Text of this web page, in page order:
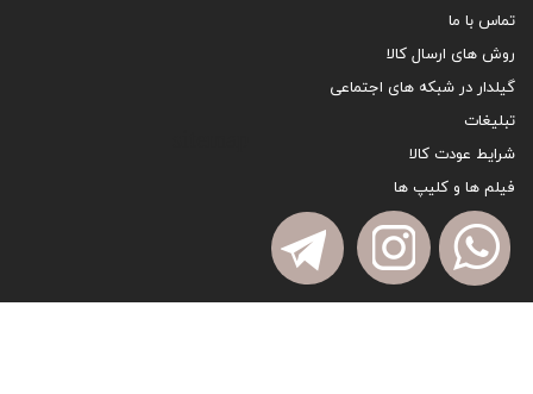
تماس با ما
روش های ارسال کالا
گیلدار در شبکه های اجتماعی
تبلیغات
شرایط عودت کالا
فیلم ها و کلیپ ها